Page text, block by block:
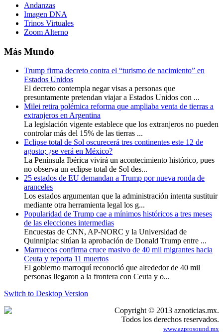
Andanzas
Imagen DNA
Trinos Virtuales
Zoom Alterno
Más Mundo
Trump firma decreto contra el “turismo de nacimiento” en
Estados Unidos
El decreto contempla negar visas a personas que
presuntamente pretendan viajar a Estados Unidos con ...
Milei retira polémica reforma que ampliaba venta de tierras a
extranjeros en Argentina
La legislación vigente establece que los extranjeros no pueden
controlar más del 15% de las tierras ...
Eclipse total de Sol oscurecerá tres continentes este 12 de
agosto; ¿se verá en México?
La Península Ibérica vivirá un acontecimiento histórico, pues
no observa un eclipse total de Sol des...
25 estados de EU demandan a Trump por nueva ronda de
aranceles
Los estados argumentan que la administración intenta sustituir
mediante otra herramienta legal los g...
Popularidad de Trump cae a mínimos históricos a tres meses
de las elecciones intermedias
Encuestas de CNN, AP-NORC y la Universidad de
Quinnipiac sitúan la aprobación de Donald Trump entre ...
Marruecos confirma cruce masivo de 40 mil migrantes hacia
Ceuta y reporta 11 muertos
El gobierno marroquí reconoció que alrededor de 40 mil
personas llegaron a la frontera con Ceuta y o...
Switch to Desktop Version
Copyright © 2013 aznoticias.mx.
Todos los derechos reservados.
www.azprosound.mx